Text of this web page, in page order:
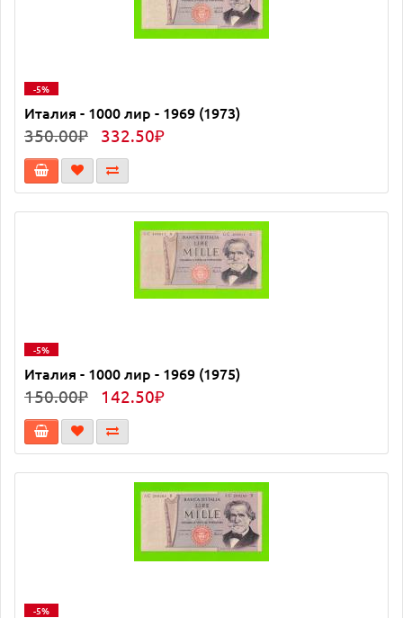
-5%
Италия - 1000 лир - 1969 (1973)
350.00₽ 332.50₽
-5%
Италия - 1000 лир - 1969 (1975)
150.00₽ 142.50₽
-5%